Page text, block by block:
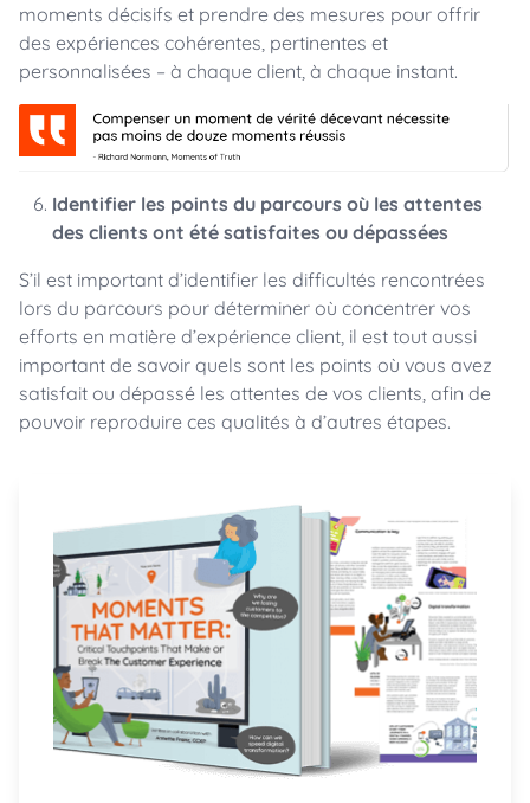
moments décisifs et prendre des mesures pour offrir
des expériences cohérentes, pertinentes et
personnalisées – à chaque client, à chaque instant.
Identifier les points du parcours où les attentes
des clients ont été satisfaites ou dépassées
S’il est important d’identifier les difficultés rencontrées
lors du parcours pour déterminer où concentrer vos
efforts en matière d’expérience client, il est tout aussi
important de savoir quels sont les points où vous avez
satisfait ou dépassé les attentes de vos clients, afin de
pouvoir reproduire ces qualités à d’autres étapes.